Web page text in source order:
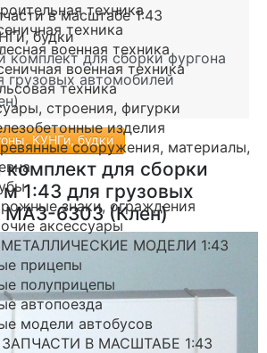
техника
техника
военная техника
военная техника
техника
строения, фигурки
изделия
сооружения, материалы,
знаки, ограждения
аксессуары
МОДЕЛИ 1:43
прицепы
полуприцепы
автопоезда
модели автобусов
В МАСШТАБЕ 1:43
в масштабе 1:43
будки
комплект для сборки фургона
грузовых автомобилей
КУНГи, будки
для сборки
1:43 для грузовых
МАЗ-6303 (Клен)